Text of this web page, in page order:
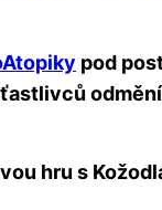
pod
hru s